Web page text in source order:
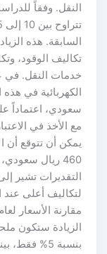
النقل. وفقاً
السابقة. هذه
تكاليف الوقود،
سعودي، اعتماداً
مع الأخذ في
460 ريال
التقديرات تشير
لتكاليف أعلى عند